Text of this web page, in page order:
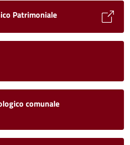
Patrimoniale
comunale